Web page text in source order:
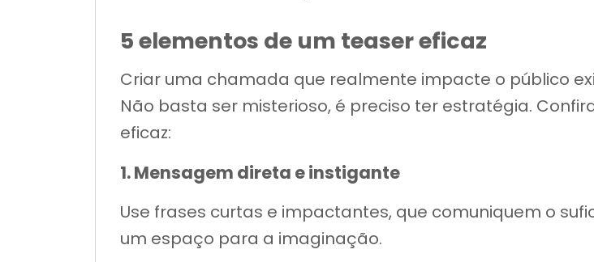
5 elementos de um teaser eficaz
Criar uma chamada que realmente impacte o público
Não basta ser misterioso, é preciso ter estratégia.
eficaz:
1. Mensagem direta e instigante
Use frases curtas e impactantes, que comuniquem o
um espaço para a imaginação.